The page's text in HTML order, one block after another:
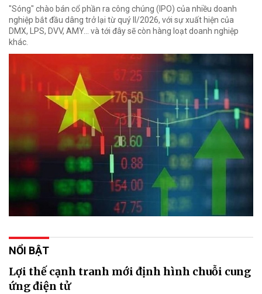
"Sóng" chào bán cổ phần ra công chúng (IPO) của nhiều doanh
nghiệp bắt đầu dâng trở lại từ quý II/2026, với sự xuất hiện của
DMX, LPS, DVV, AMY... và tới đây sẽ còn hàng loạt doanh nghiệp
khác.
NỔI BẬT
Lợi thế cạnh tranh mới định hình chuỗi cung
ứng điện tử